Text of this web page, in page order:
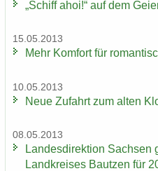
„Schiff ahoi!“ auf dem
15.05.2013
Mehr Kom­fort für
10.05.2013
Neue Zu­fahrt zum alten
08.05.2013
Lan­des­di­rek­ti­on Sach­sen
Land­krei­ses Baut­zen für